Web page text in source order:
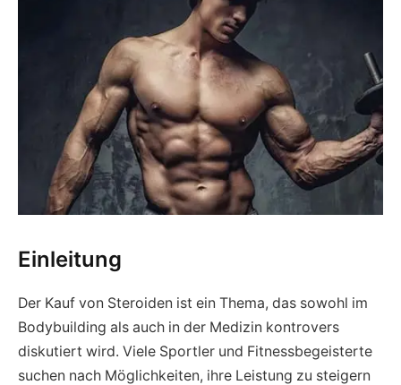
Einleitung
Der Kauf von Steroiden ist ein Thema, das sowohl im
Bodybuilding als auch in der Medizin kontrovers
diskutiert wird. Viele Sportler und Fitnessbegeisterte
suchen nach Möglichkeiten, ihre Leistung zu steigern